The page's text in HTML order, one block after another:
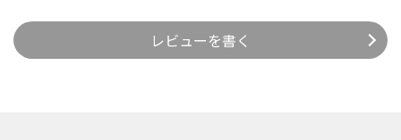
レビューを書く